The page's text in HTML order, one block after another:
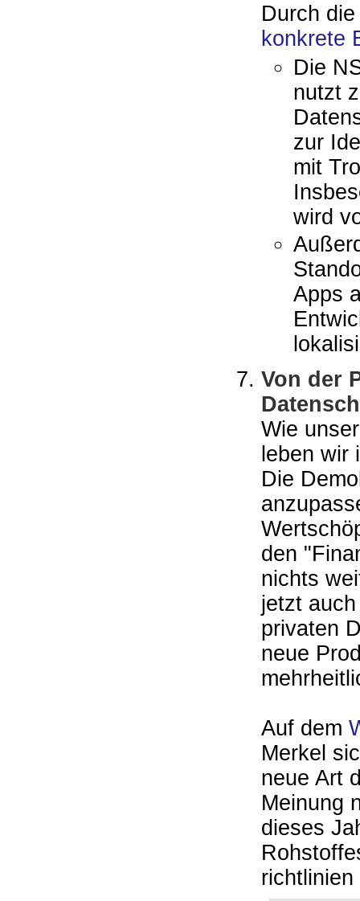
Durch
konkrete
Die
nutzt
zur
mit
wird
Apps
Von der
Wie
leben
Die
den
nichts
jetzt
privaten
neue
Auf dem
Merkel
neue Art
Meinung
dieses